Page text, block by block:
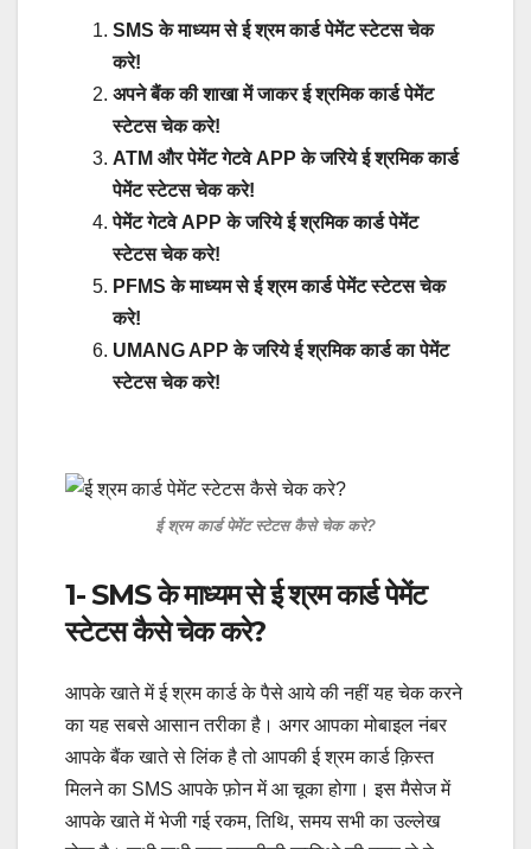
SMS के माध्यम से ई श्रम कार्ड पेमेंट स्टेटस चेक
करे!
अपने बैंक की शाखा में जाकर ई श्रमिक कार्ड पेमेंट
स्टेटस चेक करे!
ATM और पेमेंट गेटवे APP के जरिये ई श्रमिक कार्ड
पेमेंट स्टेटस चेक करे!
पेमेंट गेटवे APP के जरिये ई श्रमिक कार्ड पेमेंट
स्टेटस चेक करे!
PFMS के माध्यम से ई श्रम कार्ड पेमेंट स्टेटस चेक
करे!
UMANG APP के जरिये ई श्रमिक कार्ड का पेमेंट
स्टेटस चेक करे!
ई श्रम कार्ड पेमेंट स्टेटस कैसे चेक करे?
1- SMS के माध्यम से ई श्रम कार्ड पेमेंट
स्टेटस कैसे चेक करे?
आपके खाते में ई श्रम कार्ड के पैसे आये की नहीं यह चेक करने
का यह सबसे आसान तरीका है। अगर आपका मोबाइल नंबर
आपके बैंक खाते से लिंक है तो आपकी ई श्रम कार्ड क़िस्त
मिलने का SMS आपके फ़ोन में आ चूका होगा। इस मैसेज में
आपके खाते में भेजी गई रकम, तिथि, समय सभी का उल्लेख